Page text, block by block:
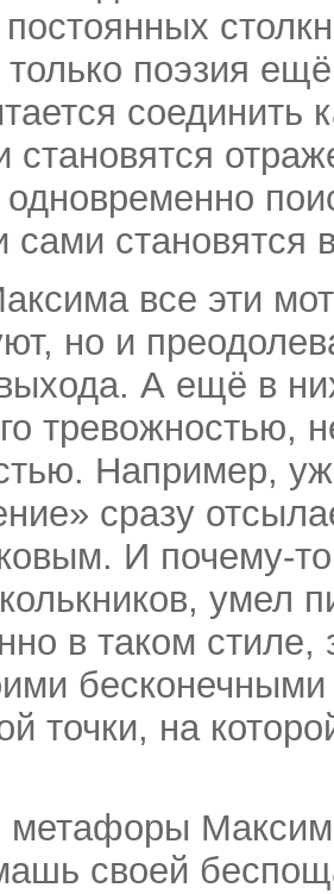
поэзия
становятся
сами становятся
все эти
но и
А ещё в
тревожностью,
Например,
сразу
И почему-
умел
в таком стиле,
точки, на
метафоры
своей